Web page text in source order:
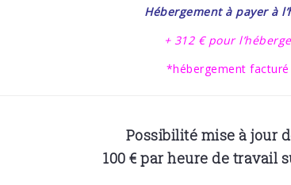
Hébergement à payer à
+ 312 € pour
*hébergement
Possibilité mise à jour
100 € par heure de travail